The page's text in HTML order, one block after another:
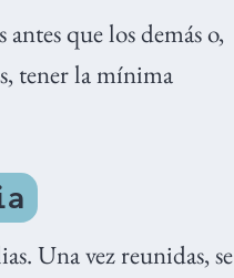
antes que los demás o,
tener la mínima
Una vez reunidas, se